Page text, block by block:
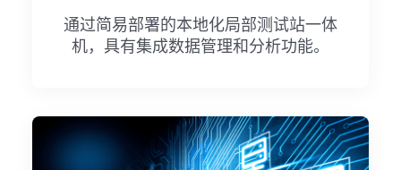
通过简易部署的本地化局部测试站一体
机，具有集成数据管理和分析功能。